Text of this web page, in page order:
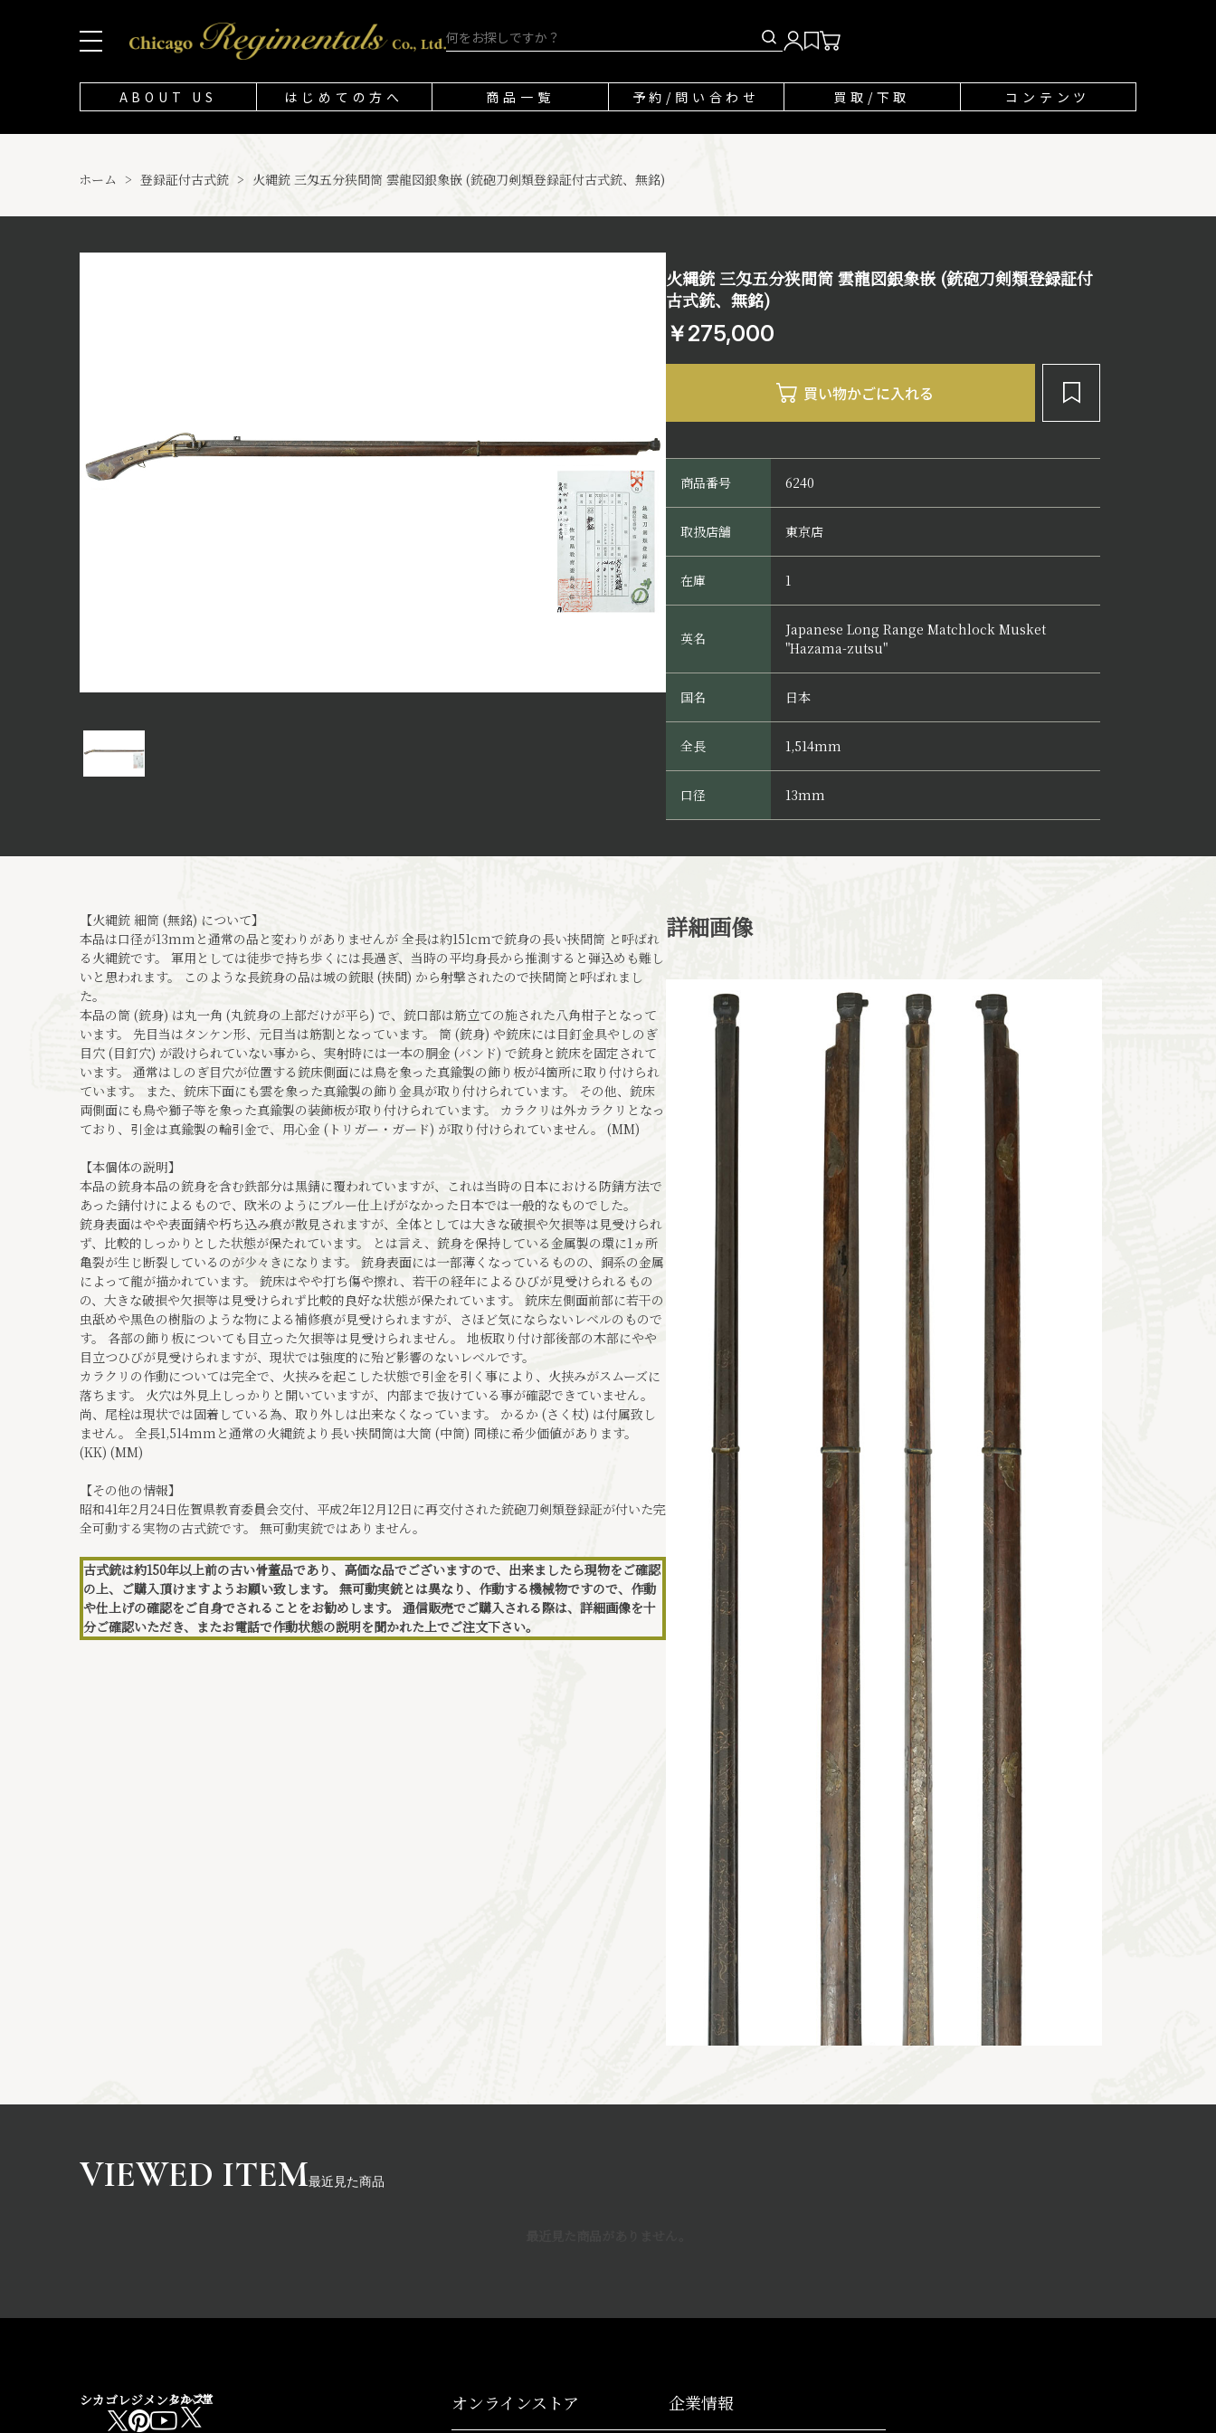
ABOUT US はじめての方へ 商品一覧 予約/問い合わせ 買取/下取 コンテンツ
ホーム > 登録証付古式銃 > 火縄銃 三匁五分狭間筒 雲龍図銀象嵌 (銃砲刀剣類登録証付古式銃、無銘)
火縄銃 三匁五分狭間筒 雲龍図銀象嵌 (銃砲刀剣類登録証付
古式銃、無銘)
￥275,000
商品番号 6240
取扱店舗 東京店
在庫 1
英名
Japanese Long Range Matchlock Musket
"Hazama-zutsu"
国名 日本
全長 1,514mm
口径 13mm
【火縄銃 細筒 (無銘) について】
本品は口径が13mmと通常の品と変わりがありませんが 全長は約151cmで銃身の長い挾間筒 と呼ばれ
る火縄銃です。 軍用としては徒歩で持ち歩くには長過ぎ、当時の平均身長から推測すると弾込めも難し
いと思われます。 このような長銃身の品は城の銃眼 (挾間) から射撃されたので挾間筒と呼ばれまし
た。
本品の筒 (銃身) は丸一角 (丸銃身の上部だけが平ら) で、銃口部は筋立ての施された八角柑子となって
います。 先目当はタンケン形、元目当は筋割となっています。 筒 (銃身) や銃床には目釘金具やしのぎ
目穴 (目釘穴) が設けられていない事から、実射時には一本の胴金 (バンド) で銃身と銃床を固定されて
います。 通常はしのぎ目穴が位置する銃床側面には鳥を象った真鍮製の飾り板が4箇所に取り付けられ
ています。 また、銃床下面にも雲を象った真鍮製の飾り金具が取り付けられています。 その他、銃床
両側面にも鳥や獅子等を象った真鍮製の装飾板が取り付けられています。 カラクリは外カラクリとなっ
ており、引金は真鍮製の輪引金で、用心金 (トリガー・ガード) が取り付けられていません。 (MM)
【本個体の説明】
本品の銃身本品の銃身を含む鉄部分は黒錆に覆われていますが、これは当時の日本における防錆方法で
あった錆付けによるもので、欧米のようにブルー仕上げがなかった日本では一般的なものでした。
銃身表面はやや表面錆や朽ち込み痕が散見されますが、全体としては大きな破損や欠損等は見受けられ
ず、比較的しっかりとした状態が保たれています。 とは言え、銃身を保持している金属製の環に1ヵ所
亀裂が生じ断裂しているのが少々きになります。 銃身表面には一部薄くなっているものの、銅系の金属
によって龍が描かれています。 銃床はやや打ち傷や擦れ、若干の経年によるひびが見受けられるもの
の、大きな破損や欠損等は見受けられず比較的良好な状態が保たれています。 銃床左側面前部に若干の
虫舐めや黒色の樹脂のような物による補修痕が見受けられますが、さほど気にならないレベルのもので
す。 各部の飾り板についても目立った欠損等は見受けられません。 地板取り付け部後部の木部にやや
目立つひびが見受けられますが、現状では強度的に殆ど影響のないレベルです。
カラクリの作動については完全で、火挟みを起こした状態で引金を引く事により、火挟みがスムーズに
落ちます。 火穴は外見上しっかりと開いていますが、内部まで抜けている事が確認できていません。
尚、尾栓は現状では固着している為、取り外しは出来なくなっています。 かるか (さく杖) は付属致し
ません。 全長1,514mmと通常の火縄銃より長い挾間筒は大筒 (中筒) 同様に希少価値があります。
(KK) (MM)
【その他の情報】
昭和41年2月24日佐賀県教育委員会交付、平成2年12月12日に再交付された銃砲刀剣類登録証が付いた完
全可動する実物の古式銃です。 無可動実銃ではありません。
古式銃は約150年以上前の古い骨董品であり、高価な品でございますので、出来ましたら現物をご確認
の上、ご購入頂けますようお願い致します。 無可動実銃とは異なり、作動する機械物ですので、作動
や仕上げの確認をご自身でされることをお勧めします。 通信販売でご購入される際は、詳細画像を十
分ご確認いただき、またお電話で作動状態の説明を聞かれた上でご注文下さい。
詳細画像
最近見た商品
シカゴレジメンタルス
しかご堂 オンラインストア 企業情報